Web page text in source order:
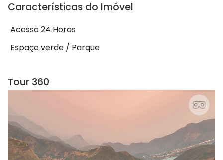
Características do Imóvel
Acesso 24 Horas
Espaço verde / Parque
Tour 360